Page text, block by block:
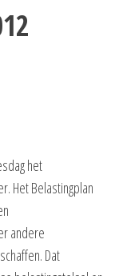
het
Het Belastingplan
andere
Dat